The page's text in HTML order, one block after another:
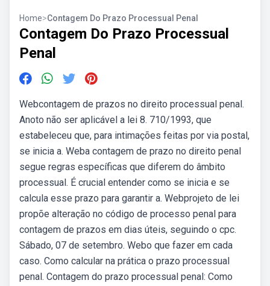
Home>Contagem Do Prazo Processual Penal
Contagem Do Prazo Processual
Penal
Webcontagem de prazos no direito processual penal.
Anoto não ser aplicável a lei 8. 710/1993, que
estabeleceu que, para intimações feitas por via postal,
se inicia a. Weba contagem de prazo no direito penal
segue regras específicas que diferem do âmbito
processual. É crucial entender como se inicia e se
calcula esse prazo para garantir a. Webprojeto de lei
propõe alteração no código de processo penal para
contagem de prazos em dias úteis, seguindo o cpc.
Sábado, 07 de setembro. Webo que fazer em cada
caso. Como calcular na prática o prazo processual
penal. Contagem do prazo processual penal: Como